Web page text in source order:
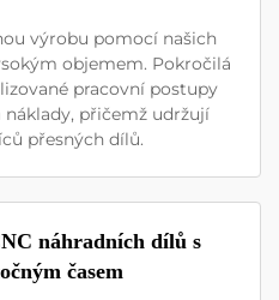
výrobu pomocí našich
objemem. Pokročilá
pracovní postupy
přičemž udržují
přesných dílů.
náhradních dílů s
časem